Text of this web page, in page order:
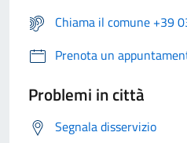
Chiama il comune +39
Prenota un
Problemi in città
Segnala disservizio